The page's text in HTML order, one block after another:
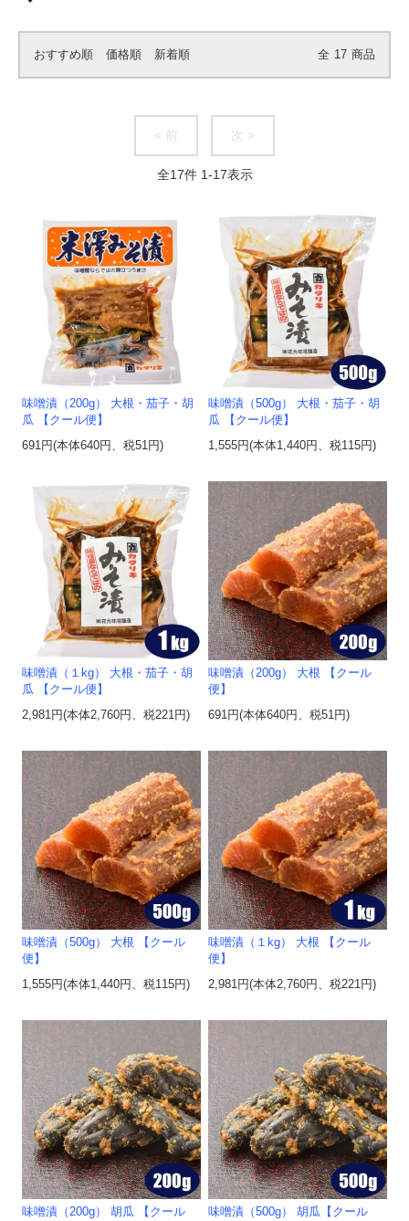
おすすめ順 価格順 新着順 全 17 商品
< 前 次 >
全17件 1-17表示
味噌漬（200g） 大根・茄子・胡
瓜 【クール便】
691円(本体640円、税51円)
味噌漬（500g） 大根・茄子・胡
瓜 【クール便】
1,555円(本体1,440円、税115円)
味噌漬（１kg） 大根・茄子・胡
瓜 【クール便】
2,981円(本体2,760円、税221円)
味噌漬（200g） 大根 【クール
便】
691円(本体640円、税51円)
味噌漬（500g） 大根 【クール
便】
1,555円(本体1,440円、税115円)
味噌漬（１kg） 大根 【クール
便】
2,981円(本体2,760円、税221円)
味噌漬（200g） 胡瓜 【クール 味噌漬（500g） 胡瓜【クール